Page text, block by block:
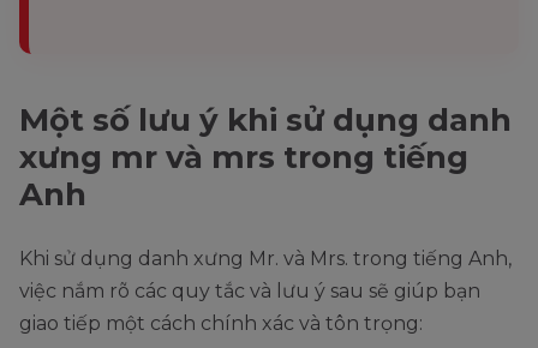
Một số lưu ý khi sử dụng danh
xưng mr và mrs trong tiếng
Anh
Khi sử dụng danh xưng Mr. và Mrs. trong tiếng Anh,
việc nắm rõ các quy tắc và lưu ý sau sẽ giúp bạn
giao tiếp một cách chính xác và tôn trọng: